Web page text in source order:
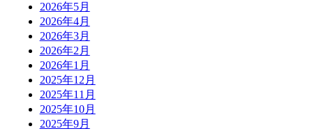
2026年5月
2026年4月
2026年3月
2026年2月
2026年1月
2025年12月
2025年11月
2025年10月
2025年9月